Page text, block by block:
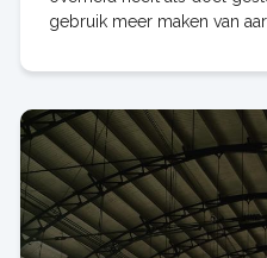
gebruik meer maken van